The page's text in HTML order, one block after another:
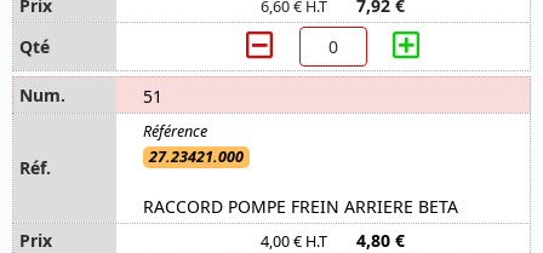
6,60 € H.T 7,92 €
51
27.23421.000
RACCORD POMPE FREIN ARRIERE BETA
4,00 € H.T 4,80 €